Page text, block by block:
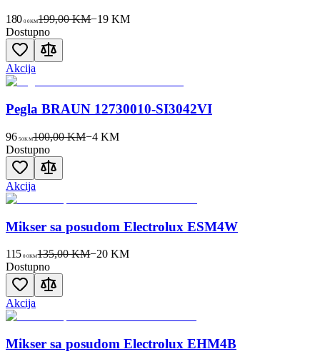
180 00KM199,00 KM−19 KM
Dostupno
Akcija
Pegla BRAUN 12730010-SI3042VI
96 50KM100,00 KM−4KM
Dostupno
Akcija
Mikser sa posudom Electrolux ESM4W
115 00KM135,00 KM−20 KM
Dostupno
Akcija
Mikser sa posudom Electrolux EHM4B